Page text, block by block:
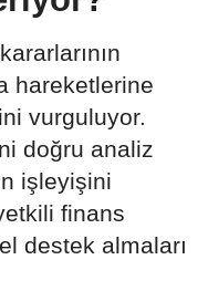
hareketlerine
vurguluyor.
doğru analiz
işleyişini
finans
destek almaları